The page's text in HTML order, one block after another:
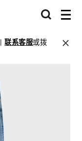
|联系客服或拨